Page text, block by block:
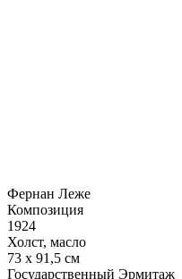
Фернан Леже
Композиция
1924
Холст, масло
73 х 91,5 см
Государственный Эрмитаж